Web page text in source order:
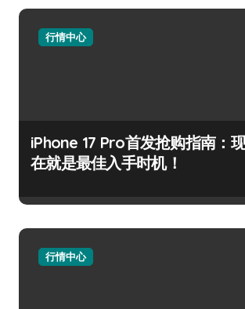
行情中心
iPhone 17 Pro首发抢购指南：现
在就是最佳入手时机！
行情中心